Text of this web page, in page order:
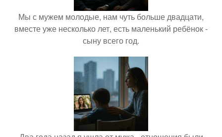
Мы с мужем молодые, нам чуть больше двадцати,
вместе уже несколько лет, есть маленький ребёнок -
сыну всего год.